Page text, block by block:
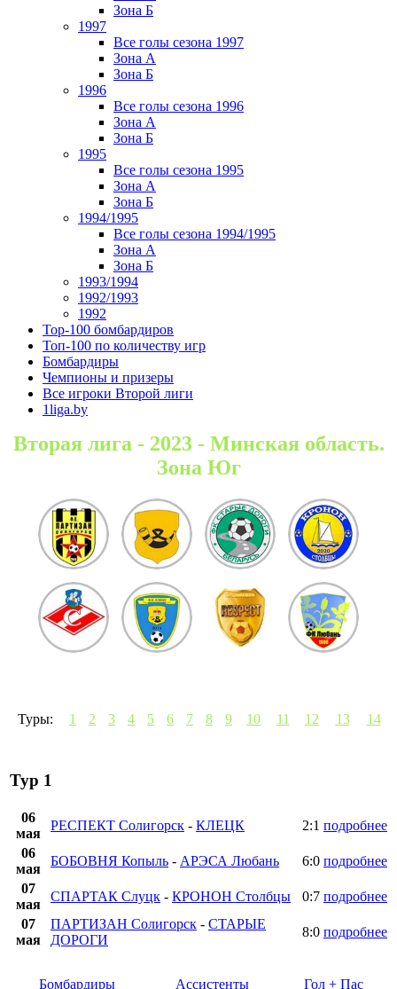
Зона Б
1997
Все голы сезона 1997
Зона А
Зона Б
1996
Все голы сезона 1996
Зона А
Зона Б
1995
Все голы сезона 1995
Зона А
Зона Б
1994/1995
Все голы сезона 1994/1995
Зона А
Зона Б
1993/1994
1992/1993
1992
Top-100 бомбардиров
Топ-100 по количеству игр
Бомбардиры
Чемпионы и призеры
Все игроки Второй лиги
1liga.by
Вторая лига - 2023 - Минская область.
Зона Юг
Туры: 1 2 3 4 5 6 7 8 9 10 11 12 13 14
Тур 1
06
мая
РЕСПЕКТ Солигорск - КЛЕЦК 2:1 подробнее
06
мая
БОБОВНЯ Копыль - АРЭСА Любань 6:0 подробнее
07
мая
СПАРТАК Слуцк - КРОНОН Столбцы 0:7 подробнее
07
мая
ПАРТИЗАН Солигорск - СТАРЫЕ
ДОРОГИ
8:0 подробнее
Бомбардиры Ассистенты Гол + Пас